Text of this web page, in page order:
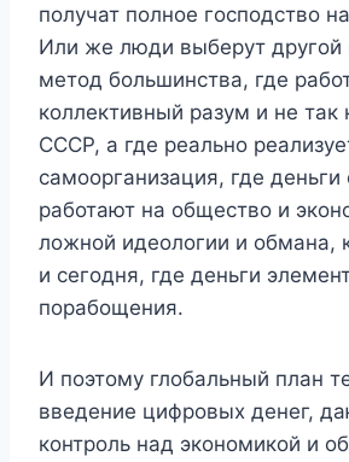
получат полное господство
Или же люди выберут другой
метод большинства, где
коллективный разум и не так
СССР, а где реально
самоорганизация, где деньги
работают на общество и
ложной идеологии и обмана,
и сегодня, где деньги
порабощения.
И поэтому глобальный план
введение цифровых денег,
контроль над экономикой и